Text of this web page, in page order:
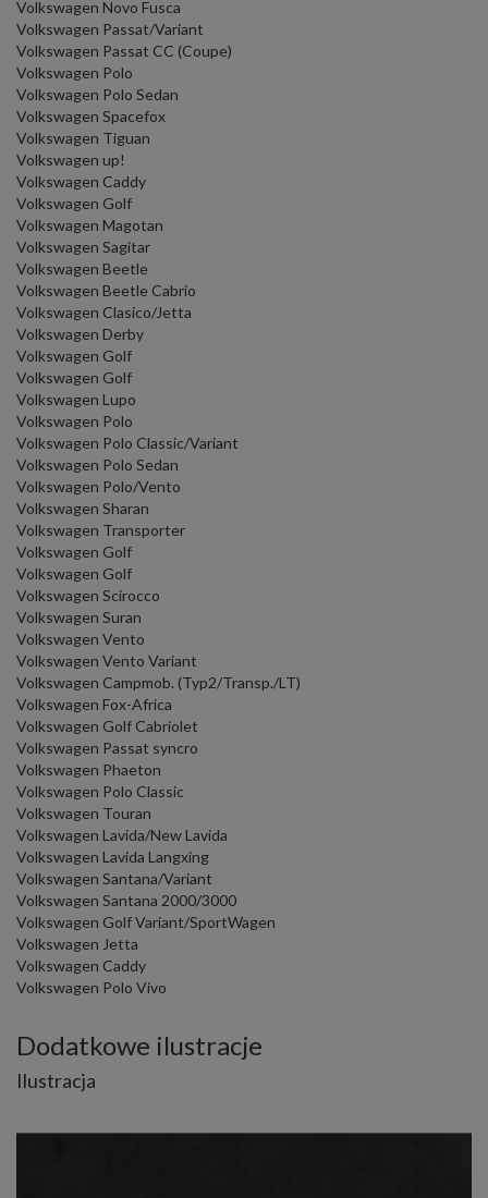
Volkswagen Novo Fusca
Volkswagen Passat/Variant
Volkswagen Passat CC (Coupe)
Volkswagen Polo
Volkswagen Polo Sedan
Volkswagen Spacefox
Volkswagen Tiguan
Volkswagen up!
Volkswagen Caddy
Volkswagen Golf
Volkswagen Magotan
Volkswagen Sagitar
Volkswagen Beetle
Volkswagen Beetle Cabrio
Volkswagen Clasico/Jetta
Volkswagen Derby
Volkswagen Golf
Volkswagen Golf
Volkswagen Lupo
Volkswagen Polo
Volkswagen Polo Classic/Variant
Volkswagen Polo Sedan
Volkswagen Polo/Vento
Volkswagen Sharan
Volkswagen Transporter
Volkswagen Golf
Volkswagen Golf
Volkswagen Scirocco
Volkswagen Suran
Volkswagen Vento
Volkswagen Vento Variant
Volkswagen Campmob. (Typ2/Transp./LT)
Volkswagen Fox-Africa
Volkswagen Golf Cabriolet
Volkswagen Passat syncro
Volkswagen Phaeton
Volkswagen Polo Classic
Volkswagen Touran
Volkswagen Lavida/New Lavida
Volkswagen Lavida Langxing
Volkswagen Santana/Variant
Volkswagen Santana 2000/3000
Volkswagen Golf Variant/SportWagen
Volkswagen Jetta
Volkswagen Caddy
Volkswagen Polo Vivo
Dodatkowe ilustracje
Ilustracja